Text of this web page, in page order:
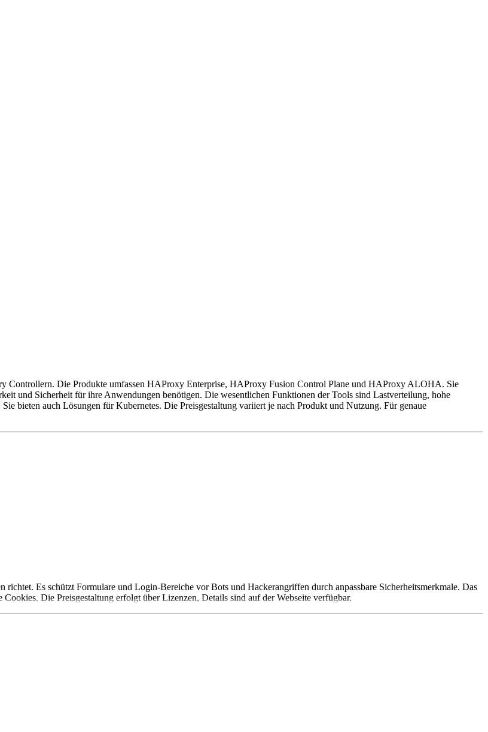
Controllern. Die Produkte umfassen HAProxy Enterprise, HAProxy Fusion Control Plane und HAProxy ALOHA. Sie
und Sicherheit für ihre Anwendungen benötigen. Die wesentlichen Funktionen der Tools sind Lastverteilung, hohe
bieten auch Lösungen für Kubernetes. Die Preisgestaltung variiert je nach Produkt und Nutzung. Für genaue
Es schützt Formulare und Login-Bereiche vor Bots und Hackerangriffen durch anpassbare Sicherheitsmerkmale. Das
Die Preisgestaltung erfolgt über Lizenzen, Details sind auf der Webseite verfügbar.